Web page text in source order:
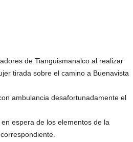
de Tianguismanalco al realizar
tirada sobre el camino a Buenavista
ambulancia desafortunadamente el
espera de los elementos de la